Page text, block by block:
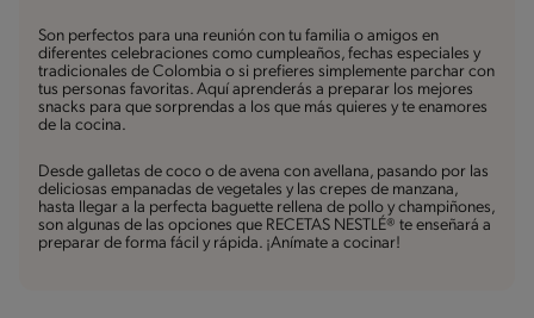
Son perfectos para una reunión con tu familia o amigos en
diferentes celebraciones como cumpleaños, fechas especiales y
tradicionales de Colombia o si prefieres simplemente parchar con
tus personas favoritas. Aquí aprenderás a preparar los mejores
snacks para que sorprendas a los que más quieres y te enamores
de la cocina.
Desde galletas de coco o de avena con avellana, pasando por las
deliciosas empanadas de vegetales y las crepes de manzana,
hasta llegar a la perfecta baguette rellena de pollo y champiñones,
son algunas de las opciones que RECETAS NESTLÉ® te enseñará a
preparar de forma fácil y rápida. ¡Anímate a cocinar!